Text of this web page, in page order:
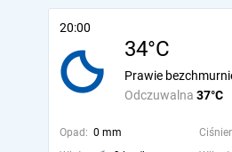
20:00
34°C
Odczuwalna 37°C
Prawie
Opad: 0 mm